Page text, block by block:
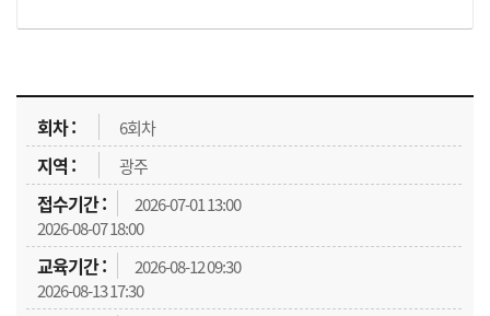
교육신청 목록을 나타낸 표로 회차, 지역, 접수기간, 교육기간, 교육장소, 신청인원/모집인원, 상태로 나뉘어 설명합니다.
6회차
광주
2026-07-01 13:00
2026-08-07 18:00
2026-08-12 09:30
2026-08-13 17:30